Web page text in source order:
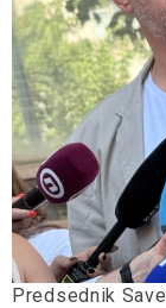
Predsednik